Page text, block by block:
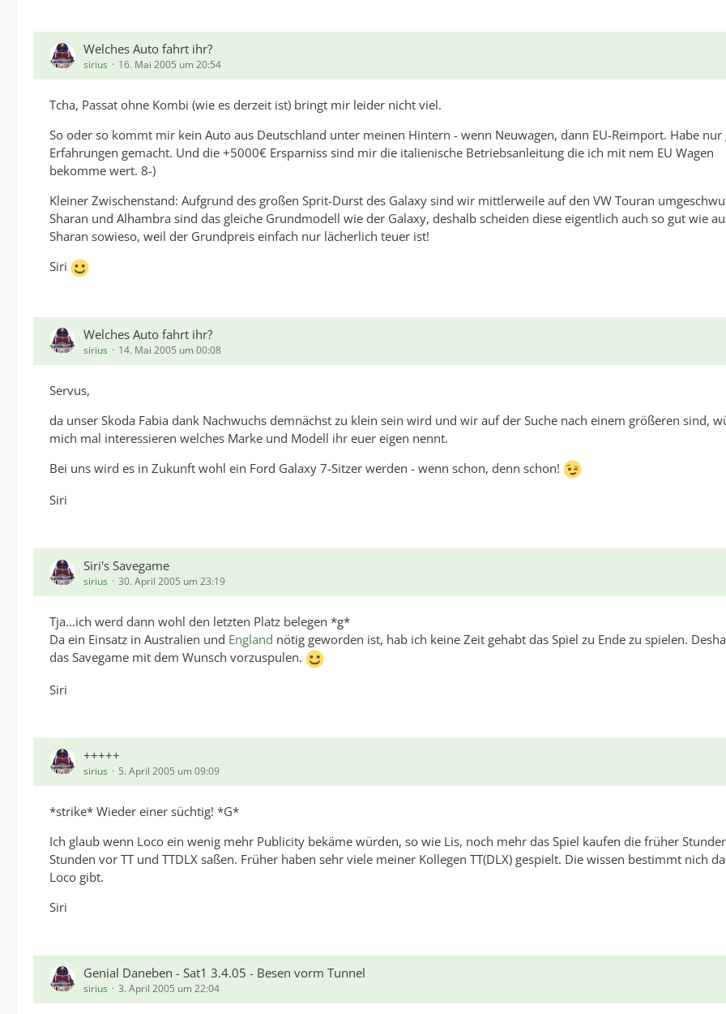
Welches Auto fahrt ihr?
sirius 16. Mai 2005 um 20:54
Tcha, Passat ohne Kombi (wie es derzeit ist) bringt mir leider nicht viel.
So oder so kommt mir kein Auto aus Deutschland unter meinen Hintern - wenn Neuwagen, dann EU-Reimport. Habe nur
Erfahrungen gemacht. Und die +5000€ Ersparniss sind mir die italienische Betriebsanleitung die ich mit nem EU Wagen
bekomme wert. 8-)
Kleiner Zwischenstand: Aufgrund des großen Sprit-Durst des Galaxy sind wir mittlerweile auf den VW Touran
Sharan und Alhambra sind das gleiche Grundmodell wie der Galaxy, deshalb scheiden diese eigentlich auch so gut wie
Sharan sowieso, weil der Grundpreis einfach nur lächerlich teuer ist!
Siri
Welches Auto fahrt ihr?
sirius 14. Mai 2005 um 00:08
Servus,
da unser Skoda Fabia dank Nachwuchs demnächst zu klein sein wird und wir auf der Suche nach einem größeren sind,
mich mal interessieren welches Marke und Modell ihr euer eigen nennt.
Bei uns wird es in Zukunft wohl ein Ford Galaxy 7-Sitzer werden - wenn schon, denn schon!
Siri
Siri's Savegame
sirius 30. April 2005 um 23:19
Tja...ich werd dann wohl den letzten Platz belegen *g*
Da ein Einsatz in Australien und England nötig geworden ist, hab ich keine Zeit gehabt das Spiel zu Ende zu spielen.
das Savegame mit dem Wunsch vorzuspulen.
Siri
+++++
sirius 5. April 2005 um 09:09
*strike* Wieder einer süchtig! *G*
Ich glaub wenn Loco ein wenig mehr Publicity bekäme würden, so wie Lis, noch mehr das Spiel kaufen die früher
Stunden vor TT und TTDLX saßen. Früher haben sehr viele meiner Kollegen TT(DLX) gespielt. Die wissen bestimmt nich
Loco gibt.
Siri
Genial Daneben - Sat1 3.4.05 - Besen vorm Tunnel
sirius 3. April 2005 um 22:04